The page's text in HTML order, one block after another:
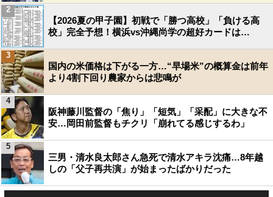
【2026夏の甲子園】初戦で「勝つ高校」「負ける高
校」完全予想！横浜vs沖縄尚学の超好カードは…
2
国内の米価格は下がる一方…“早場米”の概算金は前年
より4割下回り農家からは悲鳴が
3
阪神藤川監督の「焦り」「短気」「采配」に大きな不
安…岡田前監督もチクリ「崩れてる感じするわ」
4
三男・清水良太郎さん急死で清水アキラ沈痛…8年越
しの「父子再共演」が始まったばかりだった
5